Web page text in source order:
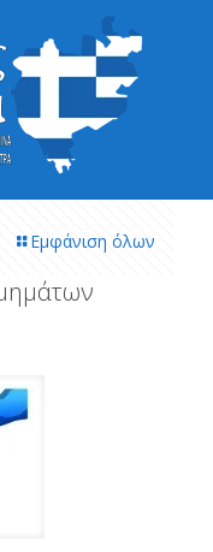
Εμφάνιση όλων